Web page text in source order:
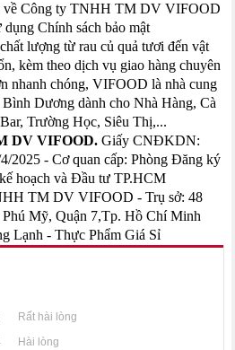
về Công ty TNHH TM DV VIFOOD
Chính sách bảo mật
lượng từ rau củ quả tươi đến vật
kèm theo dịch vụ giao hàng chuyên
nhanh chóng, VIFOOD là nhà cung
Dương dành cho Nhà Hàng, Cà
Trường Học, Siêu Thị,...
DV VIFOOD.Giấy CNĐKDN:
2025 - Cơ quan cấp: Phòng Đăng ký
hoạch và Đầu tư TP.HCM
TM DV VIFOOD - Trụ sở: 48
Mỹ, Quận 7,Tp. Hồ Chí Minh
Lạnh - Thực Phẩm Giá Sỉ
Rất hài lòng
Hài lòng